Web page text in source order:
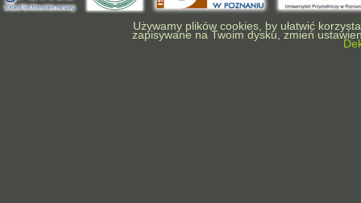
Używamy plików cookies, by ułatwić
zapisywane na Twoim dysku, zmień